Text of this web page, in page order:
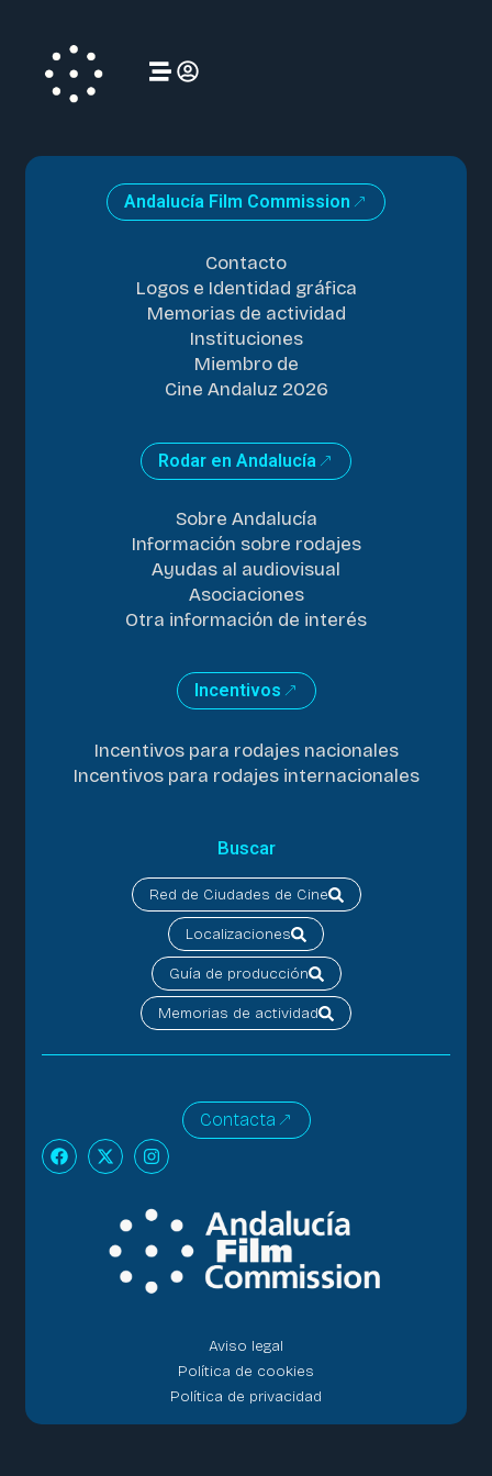
Andalucía Film Commission
Contacto
Logos e Identidad gráfica
Memorias de actividad
Instituciones
Miembro de
Cine Andaluz 2026
Rodar en Andalucía
Sobre Andalucía
Información sobre rodajes
Ayudas al audiovisual
Asociaciones
Otra información de interés
Incentivos
Incentivos para rodajes nacionales
Incentivos para rodajes internacionales
Buscar
Red de Ciudades de Cine
Localizaciones
Guía de producción
Memorias de actividad
Contacta
Aviso legal
Política de cookies
Política de privacidad